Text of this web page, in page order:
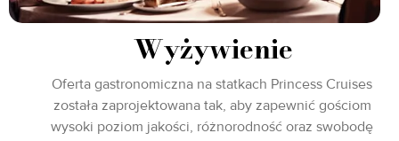
Wyżywienie
Oferta gastronomiczna na statkach Princess Cruises
została zaprojektowana tak, aby zapewnić gościom
wysoki poziom jakości, różnorodność oraz swobodę